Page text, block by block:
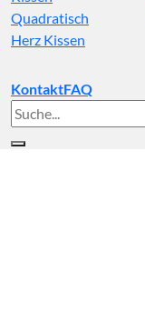
Quadratisch
Herz Kissen
KontaktFAQ
Suche
nach: